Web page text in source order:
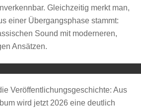
Gleichzeitig merkt man,
einer Übergangsphase stammt:
Sound mit moderneren,
Ansätzen.
Mit
Veröffentlichungsgeschichte: Aus
wird jetzt 2026 eine deutlich